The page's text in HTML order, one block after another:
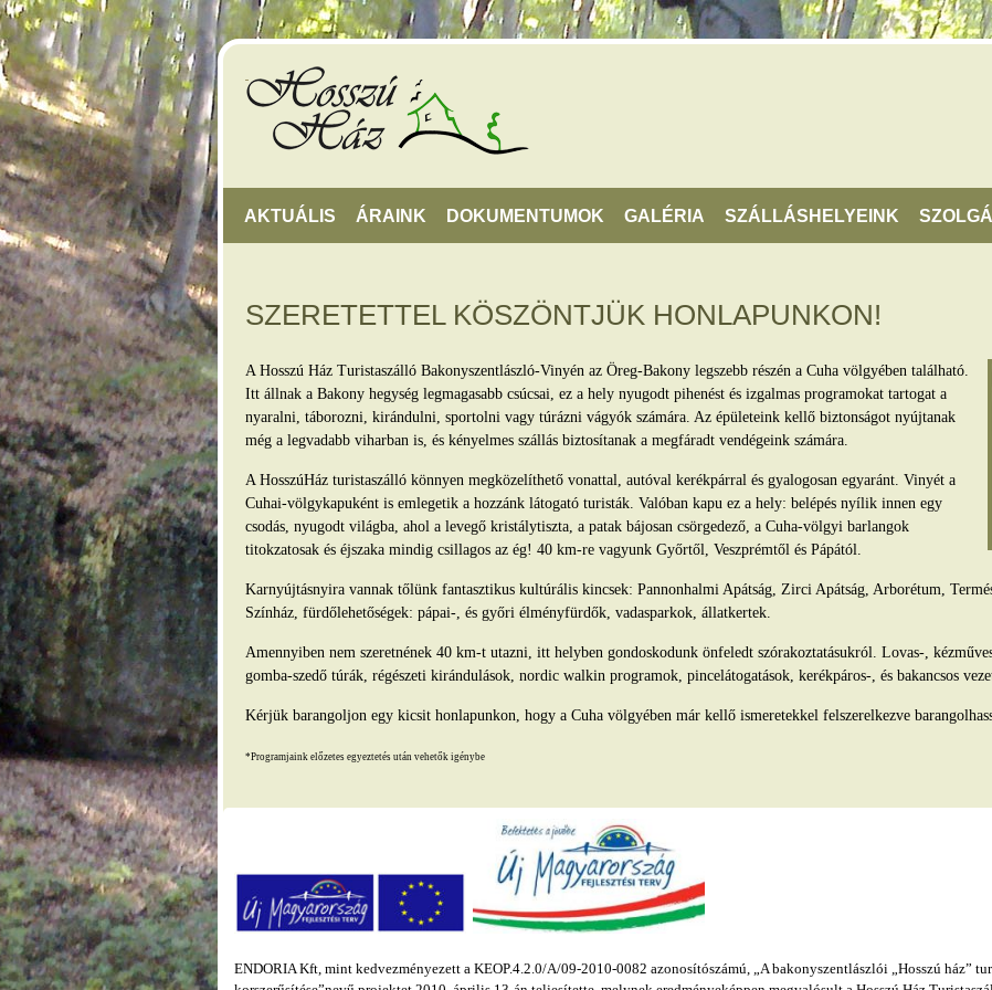
AKTUÁLIS ÁRAINK DOKUMENTUMOK GALÉRIA SZÁLLÁSHELYEINK
SZERETETTEL KÖSZÖNTJÜK HONLAPUNKON!
A Hosszú Ház Turistaszálló Bakonyszentlászló-Vinyén az Öreg-Bakony legszebb részén a Cuha völgyében található.
Itt állnak a Bakony hegység legmagasabb csúcsai, ez a hely nyugodt pihenést és izgalmas programokat tartogat a
nyaralni, táborozni, kirándulni, sportolni vagy túrázni vágyók számára. Az épületeink kellő biztonságot nyújtanak
még a legvadabb viharban is, és kényelmes szállás biztosítanak a megfáradt vendégeink számára.
A HosszúHáz turistaszálló könnyen megközelíthető vonattal, autóval kerékpárral és gyalogosan egyaránt. Vinyét a
Cuhai-völgykapuként is emlegetik a hozzánk látogató turisták. Valóban kapu ez a hely: belépés nyílik innen egy
csodás, nyugodt világba, ahol a levegő kristálytiszta, a patak bájosan csörgedező, a Cuha-völgyi barlangok
titokzatosak és éjszaka mindig csillagos az ég! 40 km-re vagyunk Győrtől, Veszprémtől és Pápától.
Karnyújtásnyira vannak tőlünk fantasztikus kultúrális kincsek: Pannonhalmi Apátság, Zirci Apátság, Arborétum,
Színház, fürdőlehetőségek: pápai-, és győri élményfürdők, vadasparkok, állatkertek.
Amennyiben nem szeretnének 40 km-t utazni, itt helyben gondoskodunk önfeledt szórakoztatásukról. Lovas-,
gomba-szedő túrák, régészeti kirándulások, nordic walkin programok, pincelátogatások, kerékpáros-, és bakancsos
Kérjük barangoljon egy kicsit honlapunkon, hogy a Cuha völgyében már kellő ismeretekkel felszerelkezve
*Programjaink előzetes egyeztetés után vehetők igénybe
ENDORIA Kft, mint kedvezményezett a KEOP.4.2.0/A/09-2010-0082 azonosítószámú, „A bakonyszentlászlói „Hosszú ház”